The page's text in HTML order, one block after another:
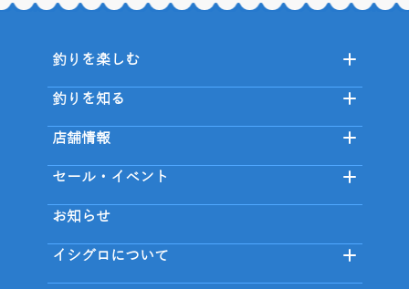
釣りを楽しむ
釣りを知る
店舗情報
セール・イベント
お知らせ
イシグロについて